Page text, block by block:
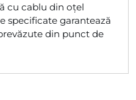
cu cablu din oțel
specificate garantează
din punct de